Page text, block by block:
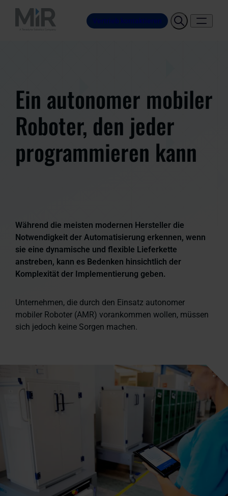
Vertrieb kontaktieren
Ein autonomer mobiler
Roboter, den jeder
programmieren kann
Während die meisten modernen Hersteller die
Notwendigkeit der Automatisierung erkennen, wenn
sie eine dynamische und flexible Lieferkette
anstreben, kann es Bedenken hinsichtlich der
Komplexität der Implementierung geben.
Unternehmen, die durch den Einsatz autonomer
mobiler Roboter (AMR) vorankommen wollen, müssen
sich jedoch keine Sorgen machen.